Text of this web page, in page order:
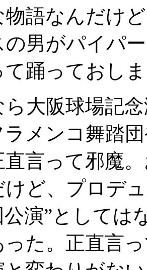
物語なんだけ
の男がパイパ
て踊っておし
ら大阪球場記
ラメンコ舞踏
直言って邪魔
けど、プロデ
公演”としては
った。正直言